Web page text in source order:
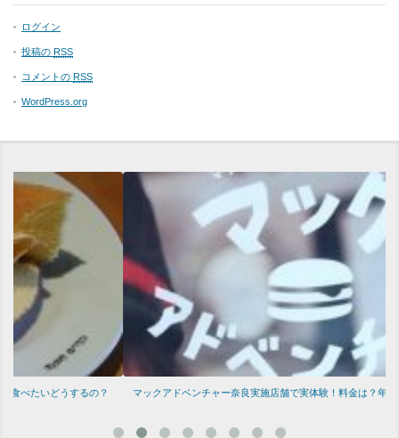
ログイン
投稿の RSS
コメントの RSS
WordPress.org
マックアドベンチャー奈良実施店舗で実体験！料金は？年齢は？ご紹介します！